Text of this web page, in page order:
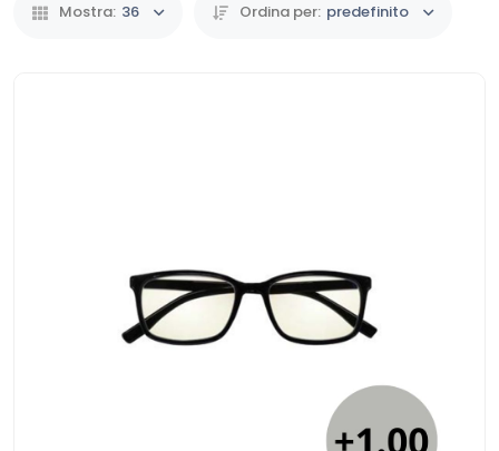
Mostra: 36 Ordina per: predefinito